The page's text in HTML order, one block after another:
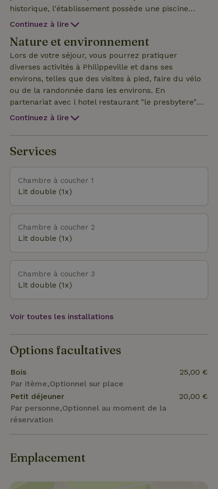
historique, l'établissement possède une piscine
extérieure ouverte en saison et se trouve à 35 km
maison de vacances comprend une terrasse, un
coin salon, une télévision par câble à écran plat,
une cuisine entièrement équipée avec un lave-
vaisselle et un four, ainsi qu'une salle de bains
privative pourvue d'une douche. Un micro-ondes,
un grille-pain, un réfrigérateur, une machine à café
et une bouilloire sont également fournis. Vous
réchauffer plus tard dans la cheminée de votre
logement. L'établissement se compose de deux
ou séparément.
Continuez à lire
Nature et environnement
Lors de votre séjour, vous pourrez pratiquer
diverses activités à Philippeville et dans ses
environs, telles que des visites à pied, faire du vélo
ou de la randonnée dans les environs. En
partenariat avec l hotel restaurant "le presbytere"
situé à 100mètres, vous aurez accès aux sauna,
club de golf Florennes Avia et à 42 km du parc des
expositions Charleroi Expo. L'aéroport de Charleroi,
Continuez à lire
Services
Chambre à coucher 1
Lit double (1x)
Chambre à coucher 2
Lit double (1x)
Chambre à coucher 3
Lit double (1x)
Voir toutes les installations
Options facultatives
Bois
Par itème,Optionnel sur place
25,00 €
Petit déjeuner
Par personne,Optionnel au moment de la
réservation
20,00 €
Emplacement